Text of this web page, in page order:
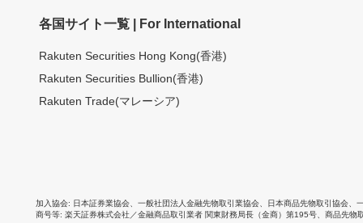
各国サイト一覧 | For International
Rakuten Securities Hong Kong(香港)
Rakuten Securities Bullion(香港)
Rakuten Trade(マレーシア)
加入協会 日本証券業協会 一般社団法人金融先物取引業協会 日本商品先物取引協会
商号等 楽天証券株式会社／金融商品取引業者 関東財務局長（金商）第195号、商品先物